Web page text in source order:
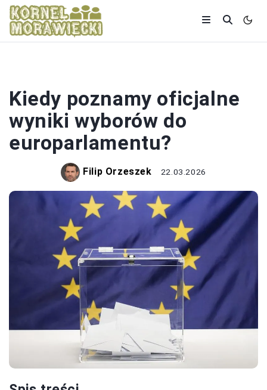
Kiedy poznamy oficjalne
wyniki wyborów do
europarlamentu?
Filip Orzeszek 22.03.2026